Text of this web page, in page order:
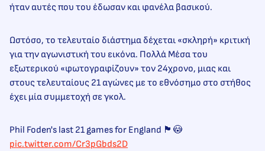
ήταν αυτές που του έδωσαν και φανέλα βασικού.
Ωστόσο, το τελευταίο διάστημα δέχεται «σκληρή» κριτική
για την αγωνιστική του εικόνα. Πολλά Μέσα του
εξωτερικού «φωτογραφίζουν» τον 24χρονο, μιας και
στους τελευταίους 21 αγώνες με το εθνόσημο στο στήθος
έχει μία συμμετοχή σε γκολ.
Phil Foden's last 21 games for England 🏴󠁧󠁢󠁥󠁮󠁧󠁿😳
pic.twitter.com/Cr3pGbds2D